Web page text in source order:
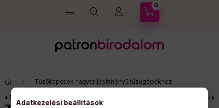
Kosárban lévő
0
Tűzőkapcsok nagyteljesítményű tűzőgépekhez
Előző termék Következő termék
Adatkezelési beállítások